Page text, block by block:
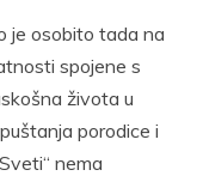
je osobito tada na
spojene s
života u
porodice i
nema